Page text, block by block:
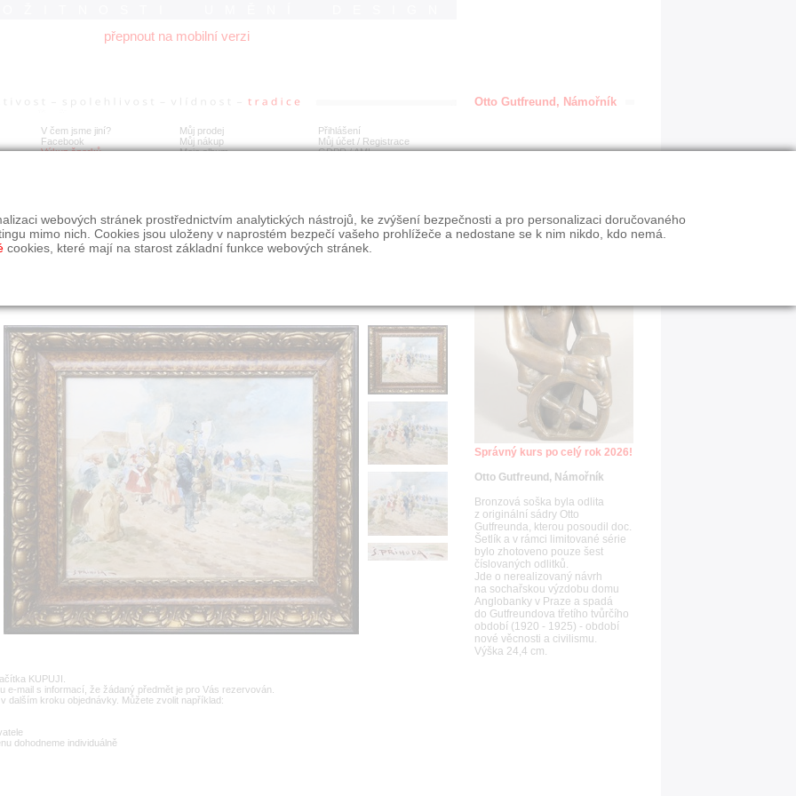
přepnout na mobilní verzi
V čem jsme jiní?
Facebook
Výkup šperků
Můj prodej
Můj nákup
Moje album
Přihlášení
Můj účet / Registrace
GDPR/AML
Jindřich - Procesí
KUPUJI.
mail s informací, že žádaný předmět je pro Vás rezervován.
dalším kroku objednávky. Můžete zvolit například:
dohodneme individuálně
Otto Gutfreund, Námořník
Správný kurs po celý rok 2026!
Otto Gutfreund, Námořník
Bronzová soška byla odlita
z originální sádry Otto
Gutfreunda, kterou posoudil doc.
Šetlík a v rámci limitované série
bylo zhotoveno pouze šest
číslovaných odlitků.
Jde o nerealizovaný návrh
na sochařskou výzdobu domu
Anglobanky v Praze a spadá
do Gutfreundova třetího tvůrčího
období (1920 - 1925) - období
nové věcnosti a civilismu.
Výška 24,4 cm.
webových stránek prostřednictvím analytických nástrojů, ke zvýšení bezpečnosti a pro personalizaci doručovaného
mimo nich. Cookies jsou uloženy v naprostém bezpečí vašeho prohlížeče a nedostane se k nim nikdo, kdo nemá.
cookies, které mají na starost základní funkce webových stránek.